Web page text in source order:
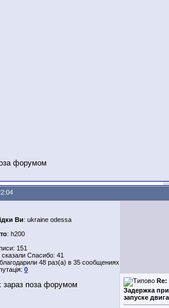
Ви: ukraine odessa
: h200
151
Спасибо: 41
48 раз(а) в 35 сообщениях
0
Re:
Задержка при
запуске